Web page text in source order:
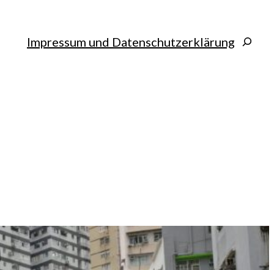
Impressum und Datenschutzerklärung Search